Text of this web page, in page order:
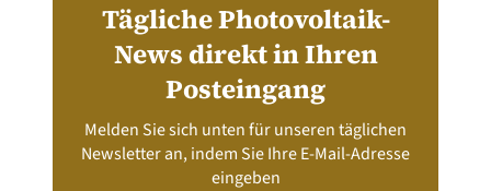
Tägliche Photovoltaik-
News direkt in Ihren
Posteingang
Melden Sie sich unten für unseren täglichen
Newsletter an, indem Sie Ihre E-Mail-Adresse
eingeben